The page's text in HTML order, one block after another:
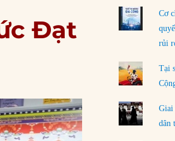
Đạt
Đặt cược
hiểm quốc
Làm thế
Cơ
rủi
Tại
Giai
dân